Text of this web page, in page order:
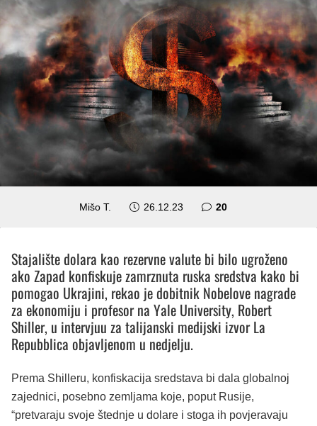
Mišo T. 26.12.23 20komentara
Stajalište dolara kao rezervne valute bi bilo ugroženo
ako Zapad konfiskuje zamrznuta ruska sredstva kako bi
pomogao Ukrajini, rekao je dobitnik Nobelove nagrade
za ekonomiju i profesor na Yale University, Robert
Shiller, u intervjuu za talijanski medijski izvor La
Repubblica objavljenom u nedjelju.
Prema Shilleru, konfiskacija sredstava bi dala globalnoj
zajednici, posebno zemljama koje, poput Rusije,
“pretvaraju svoje štednje u dolare i stoga ih povjeravaju